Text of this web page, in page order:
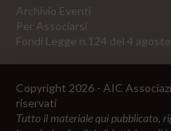
Archivio Eventi
Per Associarsi
Fondi Legge n.124 del 4
Copyright 2026 - AIC
riservati
Tutto il materiale qui pubblicato,